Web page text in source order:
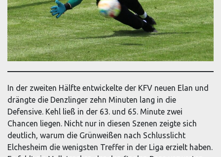
In der zweiten Hälfte entwickelte der KFV neuen Elan und
drängte die Denzlinger zehn Minuten lang in die
Defensive. Kehl ließ in der 63. und 65. Minute zwei
Chancen liegen. Nicht nur in diesen Szenen zeigte sich
deutlich, warum die Grünweißen nach Schlusslicht
Elchesheim die wenigsten Treffer in der Liga erzielt haben.